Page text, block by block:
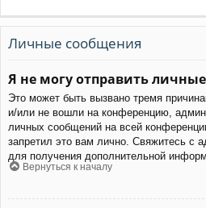
Личные сообщения
Я не могу отправить
Это может быть вызвано тремя
и/или не вошли на конференцию,
личных сообщений на всей
запретил это вам лично. Свяжитесь с
для получения дополнительной
Вернуться к началу